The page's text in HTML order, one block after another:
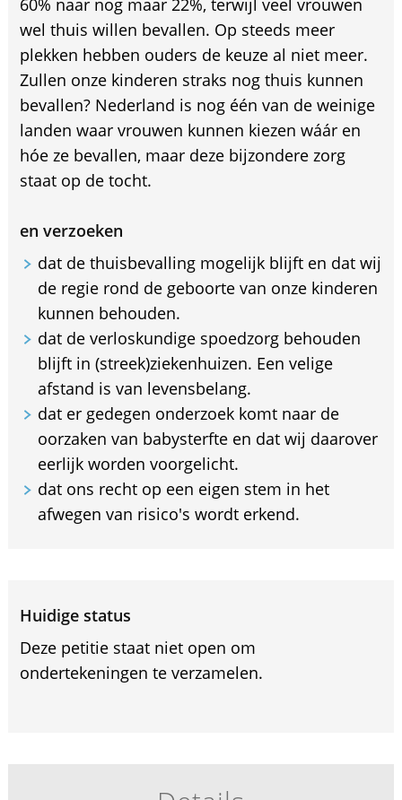
wel thuis willen bevallen. Op steeds meer
plekken hebben ouders de keuze al niet meer.
Zullen onze kinderen straks nog thuis kunnen
bevallen? Nederland is nog één van de weinige
landen waar vrouwen kunnen kiezen wáár en
hóe ze bevallen, maar deze bijzondere zorg
staat op de tocht.
en verzoeken
dat de thuisbevalling mogelijk blijft en dat wij
de regie rond de geboorte van onze kinderen
kunnen behouden.
dat de verloskundige spoedzorg behouden
blijft in (streek)ziekenhuizen. Een velige
afstand is van levensbelang.
dat er gedegen onderzoek komt naar de
oorzaken van babysterfte en dat wij daarover
eerlijk worden voorgelicht.
dat ons recht op een eigen stem in het
afwegen van risico's wordt erkend.
Huidige status
Deze petitie staat niet open om
ondertekeningen te verzamelen.